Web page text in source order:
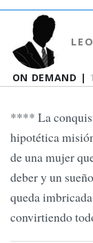
ON DEMAND |
**** La
hipotética
de una mujer
deber y un
queda
convirtiendo